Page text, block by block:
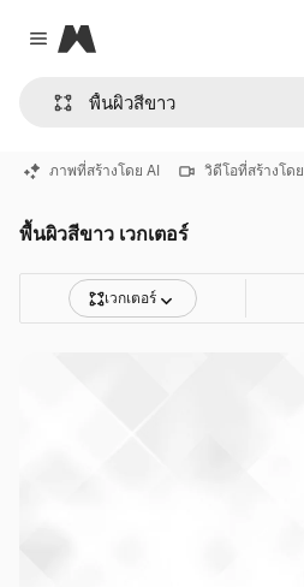
Close menu
Magnific
ภาพที่สร้างโดย AI วิดีโอที่สร้างโด
พื้นผิวสีขาว เวกเตอร์
เวกเตอร์